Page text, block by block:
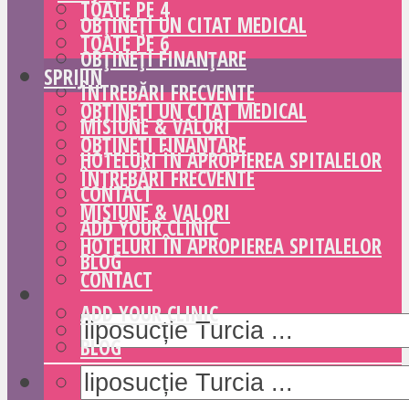
OBȚINEȚI UN CITAT MEDICAL
OBȚINEȚI FINANȚARE
ÎNTREBĂRI FRECVENTE
MISIUNE & VALORI
HOTELURI ÎN APROPIEREA SPITALELOR
CONTACT
ADD YOUR CLINIC
BLOG
TOATE PE 4
TOATE PE 6
SPRIJIN
OBȚINEȚI UN CITAT MEDICAL
OBȚINEȚI FINANȚARE
ÎNTREBĂRI FRECVENTE
MISIUNE & VALORI
HOTELURI ÎN APROPIEREA SPITALELOR
CONTACT
ADD YOUR CLINIC
BLOG